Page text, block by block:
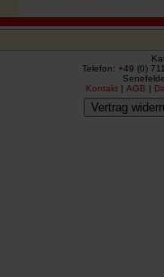
Telefon: +49 (0)
Kontakt |AGB |
Vertrag